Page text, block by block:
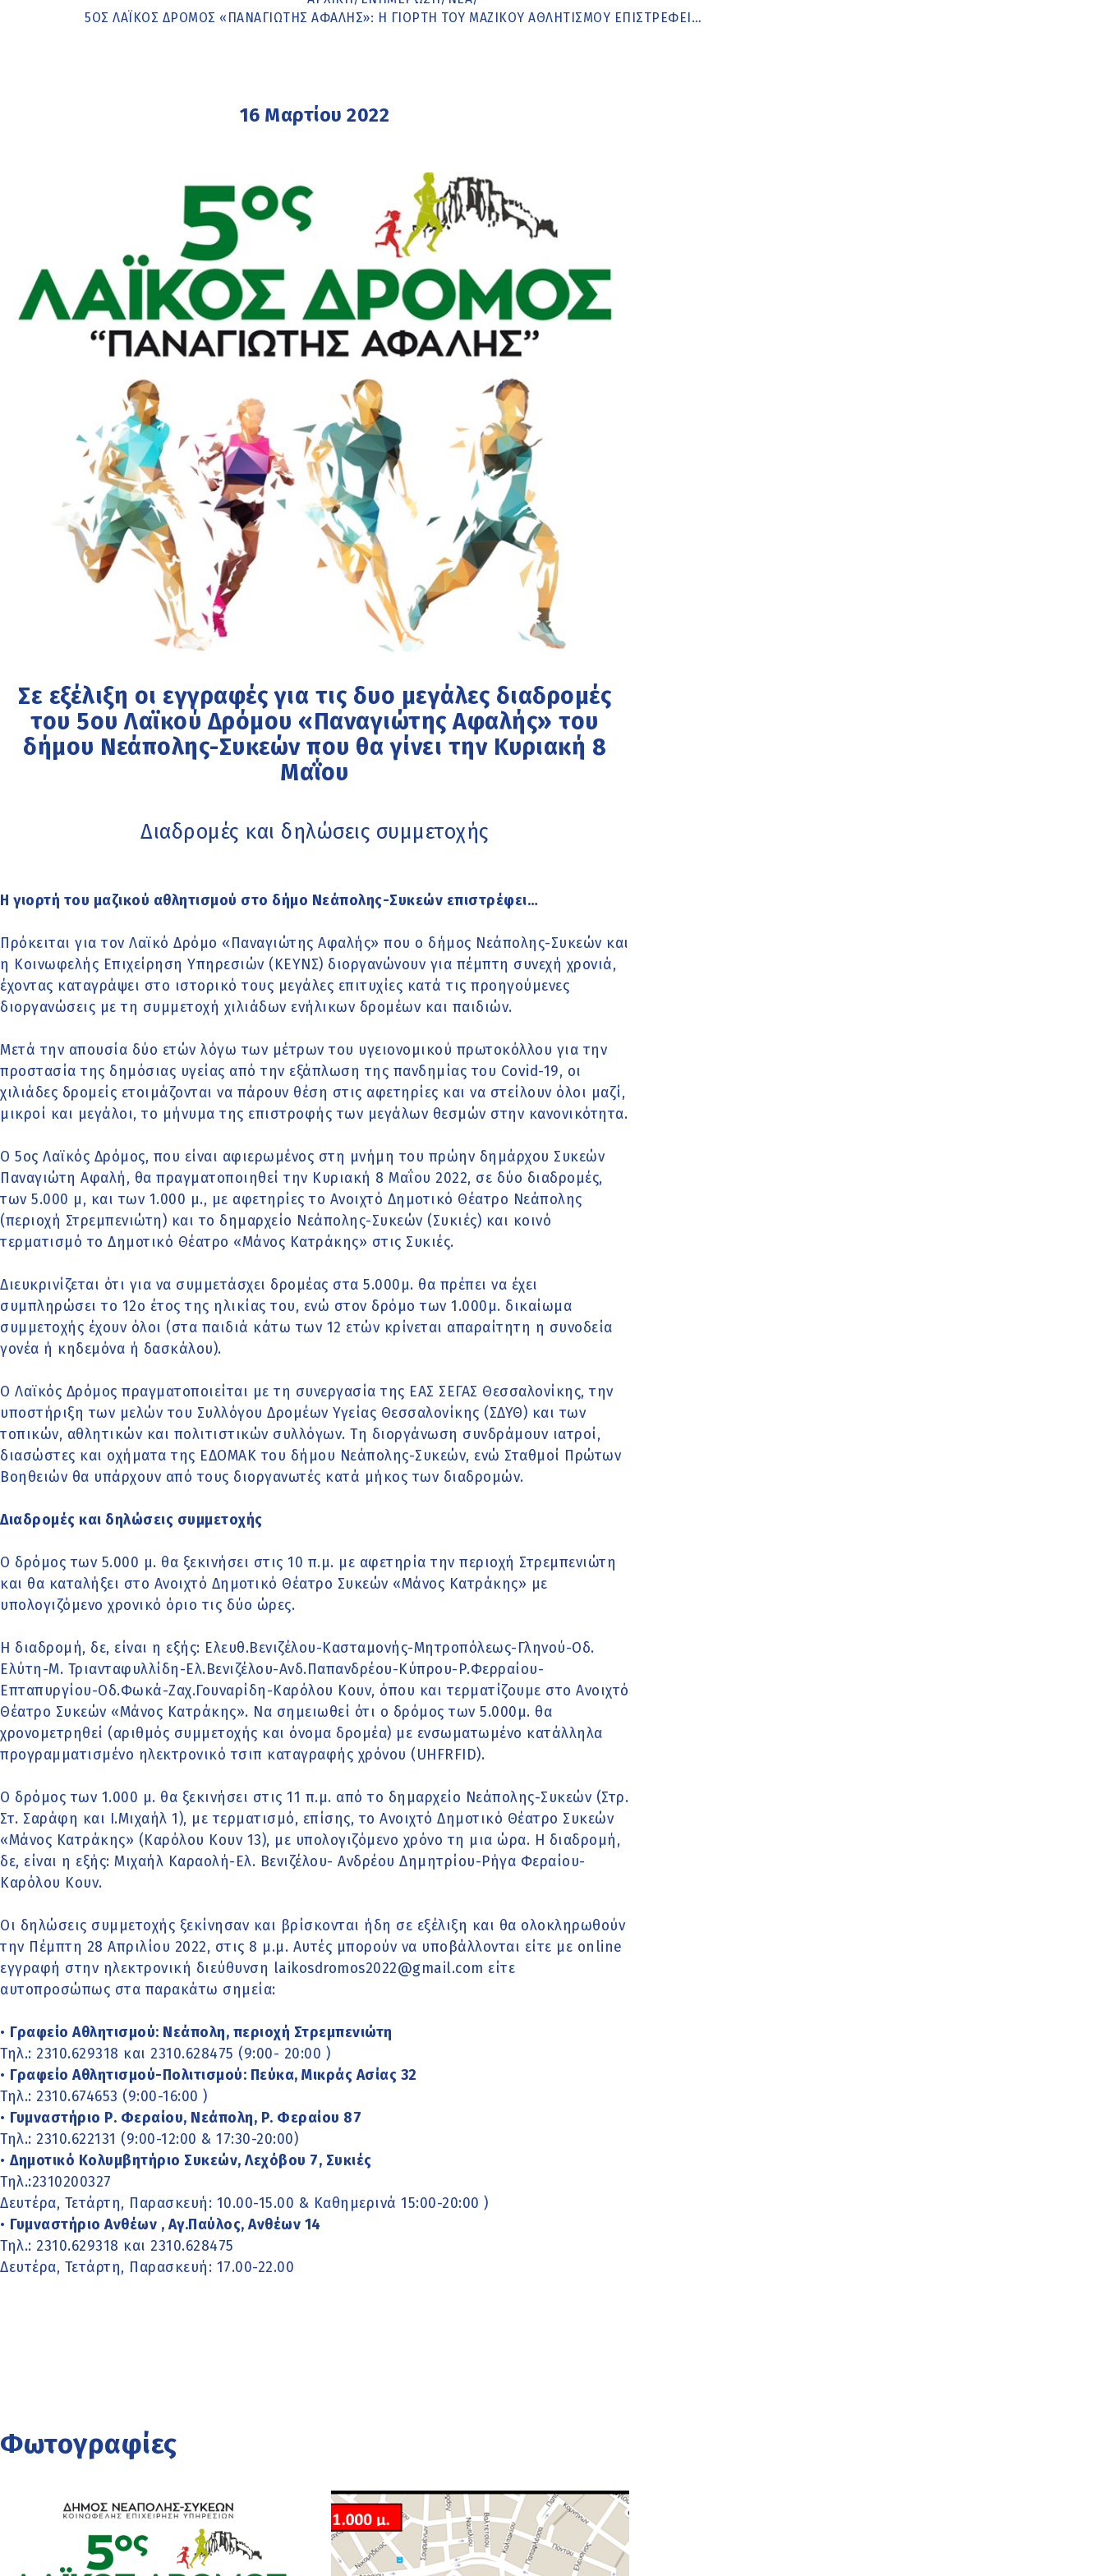
5ΟΣ ΛΑΪΚΌΣ ΔΡΌΜΟΣ «ΠΑΝΑΓΙΏΤΗΣ ΑΦΑΛΉΣ»: Η ΓΙΟΡΤΉ ΤΟΥ ΜΑΖΙΚΟΎ ΑΘΛΗΤΙΣΜΟΎ ΕΠΙΣΤΡΈΦΕΙ…
16 Μαρτίου 2022
Σε εξέλιξη οι εγγραφές για τις δυο μεγάλες διαδρομές
του 5ου Λαϊκού Δρόμου «Παναγιώτης Αφαλής» του
δήμου Νεάπολης-Συκεών που θα γίνει την Κυριακή 8
Μαΐου
Διαδρομές και δηλώσεις συμμετοχής
Η γιορτή του μαζικού αθλητισμού στο δήμο Νεάπολης-Συκεών επιστρέφει…
Πρόκειται για τον Λαϊκό Δρόμο «Παναγιώτης Αφαλής» που ο δήμος Νεάπολης-Συκεών και
η Κοινωφελής Επιχείρηση Υπηρεσιών (ΚΕΥΝΣ) διοργανώνουν για πέμπτη συνεχή χρονιά,
έχοντας καταγράψει στο ιστορικό τους μεγάλες επιτυχίες κατά τις προηγούμενες
διοργανώσεις με τη συμμετοχή χιλιάδων ενήλικων δρομέων και παιδιών.
Μετά την απουσία δύο ετών λόγω των μέτρων του υγειονομικού πρωτοκόλλου για την
προστασία της δημόσιας υγείας από την εξάπλωση της πανδημίας του Covid-19, οι
χιλιάδες δρομείς ετοιμάζονται να πάρουν θέση στις αφετηρίες και να στείλουν όλοι μαζί,
μικροί και μεγάλοι, το μήνυμα της επιστροφής των μεγάλων θεσμών στην κανονικότητα.
Ο 5ος Λαϊκός Δρόμος, που είναι αφιερωμένος στη μνήμη του πρώην δημάρχου Συκεών
Παναγιώτη Αφαλή, θα πραγματοποιηθεί την Κυριακή 8 Μαΐου 2022, σε δύο διαδρομές,
των 5.000 μ, και των 1.000 μ., με αφετηρίες το Ανοιχτό Δημοτικό Θέατρο Νεάπολης
(περιοχή Στρεμπενιώτη) και το δημαρχείο Νεάπολης-Συκεών (Συκιές) και κοινό
τερματισμό το Δημοτικό Θέατρο «Μάνος Κατράκης» στις Συκιές.
Διευκρινίζεται ότι για να συμμετάσχει δρομέας στα 5.000μ. θα πρέπει να έχει
συμπληρώσει το 12ο έτος της ηλικίας του, ενώ στον δρόμο των 1.000μ. δικαίωμα
συμμετοχής έχουν όλοι (στα παιδιά κάτω των 12 ετών κρίνεται απαραίτητη η συνοδεία
γονέα ή κηδεμόνα ή δασκάλου).
Ο Λαϊκός Δρόμος πραγματοποιείται με τη συνεργασία της ΕΑΣ ΣΕΓΑΣ Θεσσαλονίκης, την
υποστήριξη των μελών του Συλλόγου Δρομέων Υγείας Θεσσαλονίκης (ΣΔΥΘ) και των
τοπικών, αθλητικών και πολιτιστικών συλλόγων. Tη διοργάνωση συνδράμουν ιατροί,
διασώστες και οχήματα της ΕΔΟΜΑΚ του δήμου Νεάπολης-Συκεών, ενώ Σταθμοί Πρώτων
Βοηθειών θα υπάρχουν από τους διοργανωτές κατά μήκος των διαδρομών.
Διαδρομές και δηλώσεις συμμετοχής
Ο δρόμος των 5.000 μ. θα ξεκινήσει στις 10 π.μ. με αφετηρία την περιοχή Στρεμπενιώτη
και θα καταλήξει στο Ανοιχτό Δημοτικό Θέατρο Συκεών «Μάνος Κατράκης» με
υπολογιζόμενο χρονικό όριο τις δύο ώρες.
Η διαδρομή, δε, είναι η εξής: Ελευθ.Βενιζέλου-Κασταμονής-Μητροπόλεως-Γληνού-Οδ.
Ελύτη-Μ. Τριανταφυλλίδη-Ελ.Βενιζέλου-Ανδ.Παπανδρέου-Κύπρου-Ρ.Φερραίου-
Επταπυργίου-Οδ.Φωκά-Ζαχ.Γουναρίδη-Καρόλου Κουν, όπου και τερματίζουμε στο Ανοιχτό
Θέατρο Συκεών «Μάνος Κατράκης». Να σημειωθεί ότι ο δρόμος των 5.000μ. θα
χρονομετρηθεί (αριθμός συμμετοχής και όνομα δρομέα) με ενσωματωμένο κατάλληλα
προγραμματισμένο ηλεκτρονικό τσιπ καταγραφής χρόνου (UHFRFID).
Ο δρόμος των 1.000 μ. θα ξεκινήσει στις 11 π.μ. από το δημαρχείο Νεάπολης-Συκεών (Στρ.
Στ. Σαράφη και Ι.Μιχαήλ 1), με τερματισμό, επίσης, το Ανοιχτό Δημοτικό Θέατρο Συκεών
«Μάνος Κατράκης» (Καρόλου Κουν 13), με υπολογιζόμενο χρόνο τη μια ώρα. Η διαδρομή,
δε, είναι η εξής: Μιχαήλ Καραολή-Ελ. Βενιζέλου- Ανδρέου Δημητρίου-Ρήγα Φεραίου-
Καρόλου Κουν.
Οι δηλώσεις συμμετοχής ξεκίνησαν και βρίσκονται ήδη σε εξέλιξη και θα ολοκληρωθούν
την Πέμπτη 28 Απριλίου 2022, στις 8 μ.μ. Αυτές μπορούν να υποβάλλονται είτε με online
εγγραφή στην ηλεκτρονική διεύθυνση laikosdromos2022@gmail.com είτε
αυτοπροσώπως στα παρακάτω σημεία:
• Γραφείο Αθλητισμού: Νεάπολη, περιοχή Στρεμπενιώτη
Τηλ.: 2310.629318 και 2310.628475 (9:00- 20:00 )
• Γραφείο Αθλητισμού-Πολιτισμού: Πεύκα, Μικράς Ασίας 32
Τηλ.: 2310.674653 (9:00-16:00 )
• Γυμναστήριο Ρ. Φεραίου, Νεάπολη, Ρ. Φεραίου 87
Τηλ.: 2310.622131 (9:00-12:00 & 17:30-20:00)
• Δημοτικό Κολυμβητήριο Συκεών, Λεχόβου 7, Συκιές
Τηλ.:2310200327
Δευτέρα, Τετάρτη, Παρασκευή: 10.00-15.00 & Καθημερινά 15:00-20:00 )
• Γυμναστήριο Ανθέων , Αγ.Παύλος, Ανθέων 14
Τηλ.: 2310.629318 και 2310.628475
Δευτέρα, Τετάρτη, Παρασκευή: 17.00-22.00
Φωτογραφίες